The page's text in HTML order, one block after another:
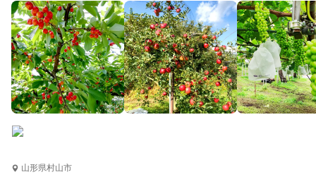
山形県村山市